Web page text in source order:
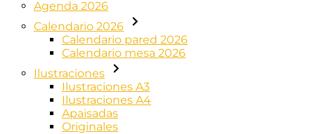
Agenda 2026
Calendario 2026
Calendario pared 2026
Calendario mesa 2026
Ilustraciones
Ilustraciones A3
Ilustraciones A4
Apaisadas
Originales